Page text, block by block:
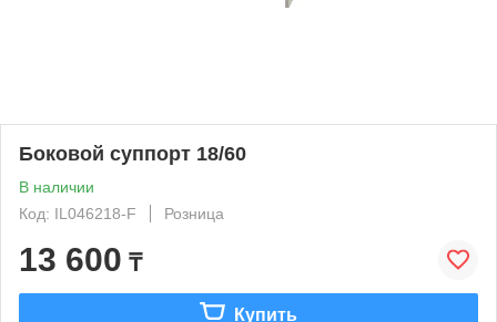
Боковой суппорт 18/60
В наличии
Код: IL046218-F
Розница
13 600 ₸
Купить